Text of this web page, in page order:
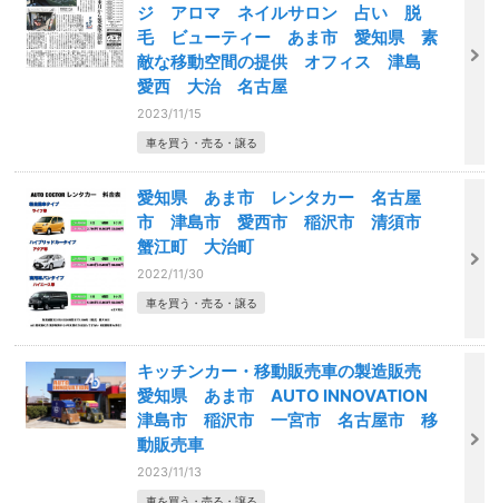
ジ アロマ ネイルサロン 占い 脱
毛 ビューティー あま市 愛知県 素
敵な移動空間の提供 オフィス 津島
愛西 大治 名古屋
2023/11/15
車を買う・売る・譲る
愛知県 あま市 レンタカー 名古屋
市 津島市 愛西市 稲沢市 清須市
蟹江町 大治町
2022/11/30
車を買う・売る・譲る
キッチンカー・移動販売車の製造販売
愛知県 あま市 AUTO INNOVATION
津島市 稲沢市 一宮市 名古屋市 移
動販売車
2023/11/13